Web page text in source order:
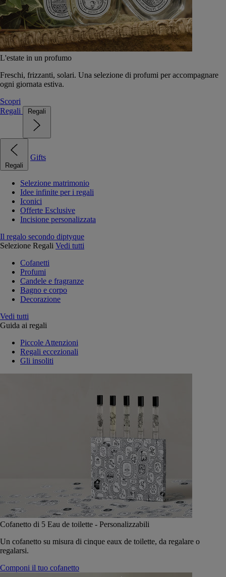
L'estate in un profumo
Freschi, frizzanti, solari. Una selezione di profumi per accompagnare
ogni giornata estiva.
Scopri
Regali
Regali
Regali
Gifts
Selezione matrimonio
Idee infinite per i regali
Iconici
Offerte Esclusive
Incisione personalizzata
Il regalo secondo diptyque
Selezione Regali Vedi tutti
Cofanetti
Profumi
Candele e fragranze
Bagno e corpo
Decorazione
Vedi tutti
Guida ai regali
Piccole Attenzioni
Regali eccezionali
Gli insoliti
Cofanetto di 5 Eau de toilette - Personalizzabili
Un cofanetto su misura di cinque eaux de toilette, da regalare o
regalarsi.
Componi il tuo cofanetto